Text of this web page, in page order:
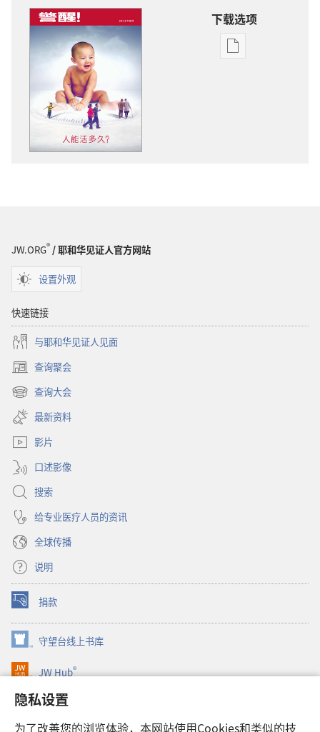
隐私设置
为了改善您的浏览体验，本网站使用Cookies和类似的技
下载选项
电
JW.ORG® / 耶和华见证人官方网站
设置外观
快速链接
与耶和华见证人见面
查询聚会
（打
开
新
窗
口）
查询大会
（打
开
新
窗
最新资料
影片
口述影像
搜索
给专业医疗人员的资讯
全球传播
说明
捐款
（打
开
新
窗
口）
守望台线上书库
（打
开
新
口）
JW Hub®
（打
开
新
窗
JW Library®